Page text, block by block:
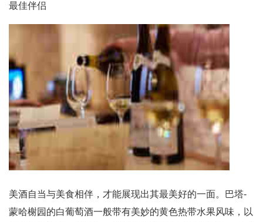
最佳伴侣
美酒自当与美食相伴，才能展现出其最美好的一面。巴塔-
蒙哈榭园的白葡萄酒一般带有美妙的黄色热带水果风味，以